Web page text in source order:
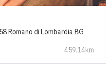
Romano di Lombardia BG
459.14km